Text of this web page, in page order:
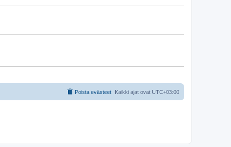
u
i
Kaikki ajat ovat UTC+03:00
Poista evästeet